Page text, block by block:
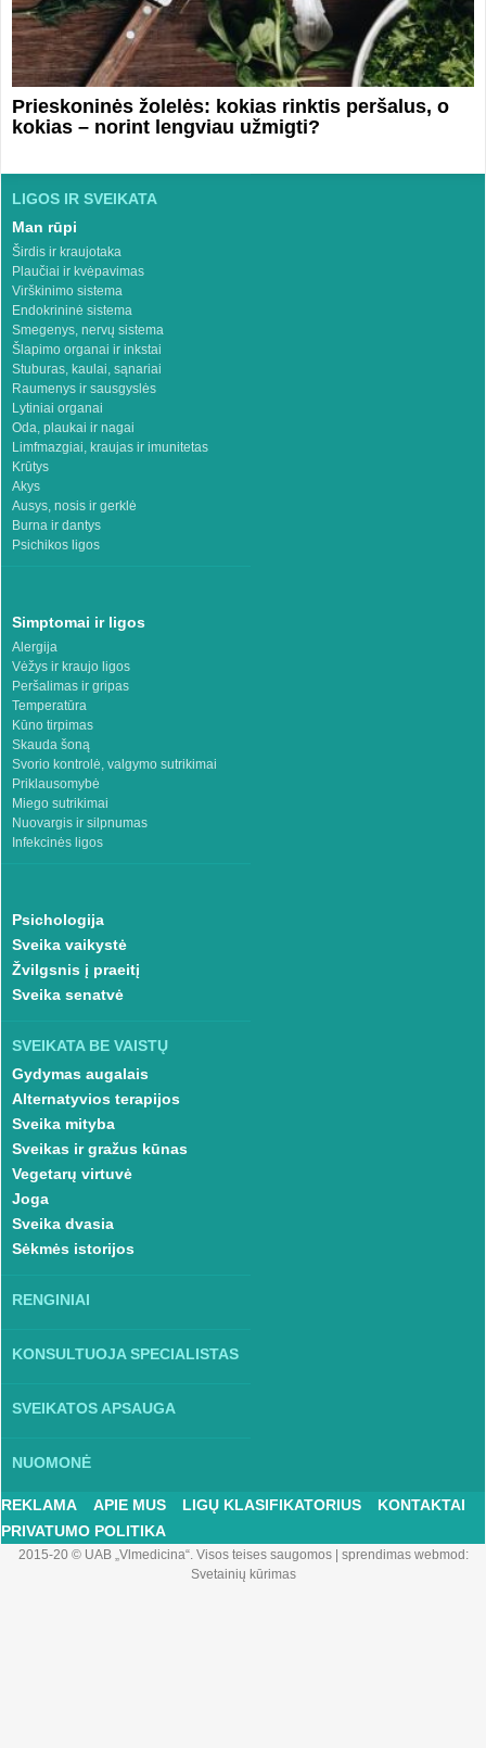
Prieskoninės žolelės: kokias rinktis peršalus, o
kokias – norint lengviau užmigti?
LIGOS IR SVEIKATA
Man rūpi
Širdis ir kraujotaka
Plaučiai ir kvėpavimas
Virškinimo sistema
Endokrininė sistema
Smegenys, nervų sistema
Šlapimo organai ir inkstai
Stuburas, kaulai, sąnariai
Raumenys ir sausgyslės
Lytiniai organai
Oda, plaukai ir nagai
Limfmazgiai, kraujas ir imunitetas
Krūtys
Akys
Ausys, nosis ir gerklė
Burna ir dantys
Psichikos ligos
Simptomai ir ligos
Alergija
Vėžys ir kraujo ligos
Peršalimas ir gripas
Temperatūra
Kūno tirpimas
Skauda šoną
Svorio kontrolė, valgymo sutrikimai
Priklausomybė
Miego sutrikimai
Nuovargis ir silpnumas
Infekcinės ligos
Psichologija
Sveika vaikystė
Žvilgsnis į praeitį
Sveika senatvė
SVEIKATA BE VAISTŲ
Gydymas augalais
Alternatyvios terapijos
Sveika mityba
Sveikas ir gražus kūnas
Vegetarų virtuvė
Joga
Sveika dvasia
Sėkmės istorijos
RENGINIAI
KONSULTUOJA SPECIALISTAS
SVEIKATOS APSAUGA
NUOMONĖ
REKLAMA APIE MUS LIGŲ KLASIFIKATORIUS
KONTAKTAI
PRIVATUMO POLITIKA
2015-20 © UAB „Vlmedicina“. Visos teises saugomos| sprendimas webmod:
Svetainių kūrimas